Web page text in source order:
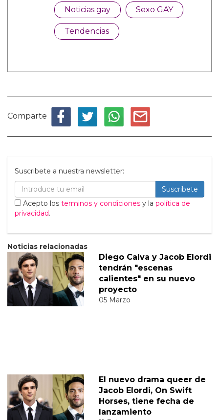
Noticias gay Sexo GAY
Tendencias
Comparte
Suscribete a nuestra newsletter:
Suscribete
Acepto los terminos y condiciones y la política de
privacidad.
Noticias relacionadas
Diego Calva y Jacob Elordi
tendrán "escenas
calientes" en su nuevo
proyecto
05 Marzo
El nuevo drama queer de
Jacob Elordi, On Swift
Horses, tiene fecha de
lanzamiento